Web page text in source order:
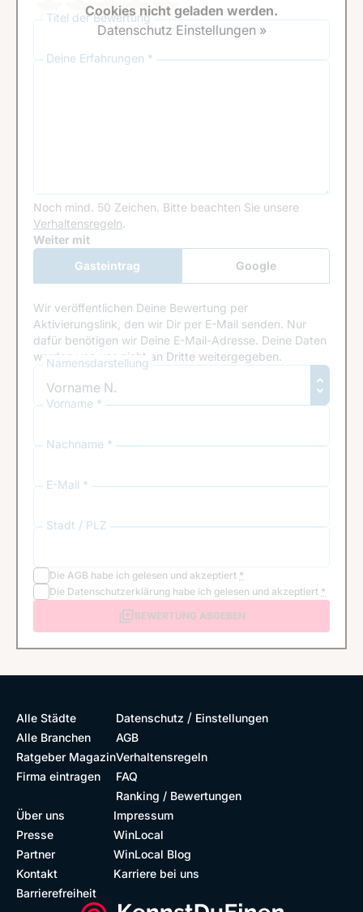
Titel der Bewertung
Deine Erfahrungen *
Noch mind. 50 Zeichen. Bitte beachten Sie unsere
Verhaltensregeln.
Google Recaptcha
Weiter mit
Gasteintrag
Google
Anmeldung
Wir veröffentlichen Deine Bewertung per
Aktivierungslink, den wir Dir per E-Mail senden. Nur
dafür benötigen wir Deine E-Mail-Adresse. Deine Daten
werden von uns nicht an Dritte weitergegeben.
Namensdarstellung
Vorname *
Nachname *
E-Mail *
Stadt / PLZ
Die AGB habe ich gelesen und akzeptiert *
Die Datenschutzerklärung habe ich gelesen und akzeptiert *
BEWERTUNG ABGEBEN
Cookies nicht geladen werden.
Datenschutz Einstellungen »
Alle Städte
Alle Branchen
Ratgeber Magazin
Firma eintragen
Datenschutz / Einstellungen
AGB
Verhaltensregeln
FAQ
Ranking / Bewertungen
Über uns
Presse
Partner
Kontakt
Barrierefreiheit
Impressum
WinLocal
WinLocal Blog
Karriere bei uns